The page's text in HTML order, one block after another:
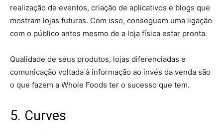
realização de eventos, criação de aplicativos e blogs que
mostram lojas futuras. Com isso, conseguem uma ligação
com o público antes mesmo de a loja física estar pronta.
Qualidade de seus produtos, lojas diferenciadas e
comunicação voltada à informação ao invés da venda são
o que fazem a Whole Foods ter o sucesso que tem.
5. Curves